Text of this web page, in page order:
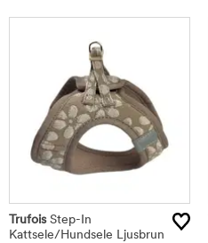
TrufoisStep-In
Kattsele/Hundsele Ljusbrun